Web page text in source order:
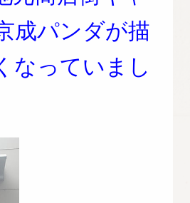
成パンダが描
なっていまし